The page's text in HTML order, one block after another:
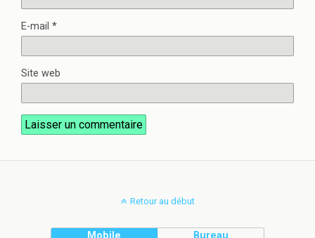
E-mail *
Site web
Retour au début
Mobile Bureau